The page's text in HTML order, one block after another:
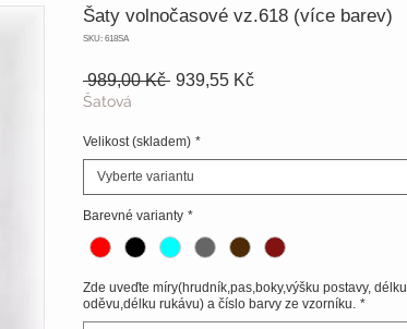
Šaty volnočasové vz.618 (více barev)
SKU: 618SA
989,00 Kč Běžná
939,55 KčZvýhodněná
Šatová
Velikost (skladem) *
Vyberte variantu
Barevné varianty *
Zde uveďte míry(hrudník,pas,boky,výšku postavy, délku
oděvu,délku rukávu) a číslo barvy ze vzorníku. *